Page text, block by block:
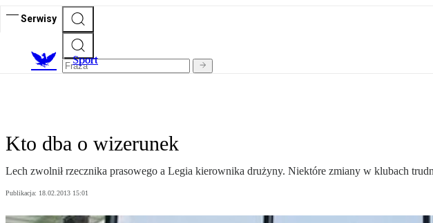
Serwisy
Sport
Kto dba o wizerunek
Lech zwolnił rzecznika prasowego a Legia kierownika drużyny. Niektóre zmiany w klubach
Publikacja: 18.02.2013 15:01